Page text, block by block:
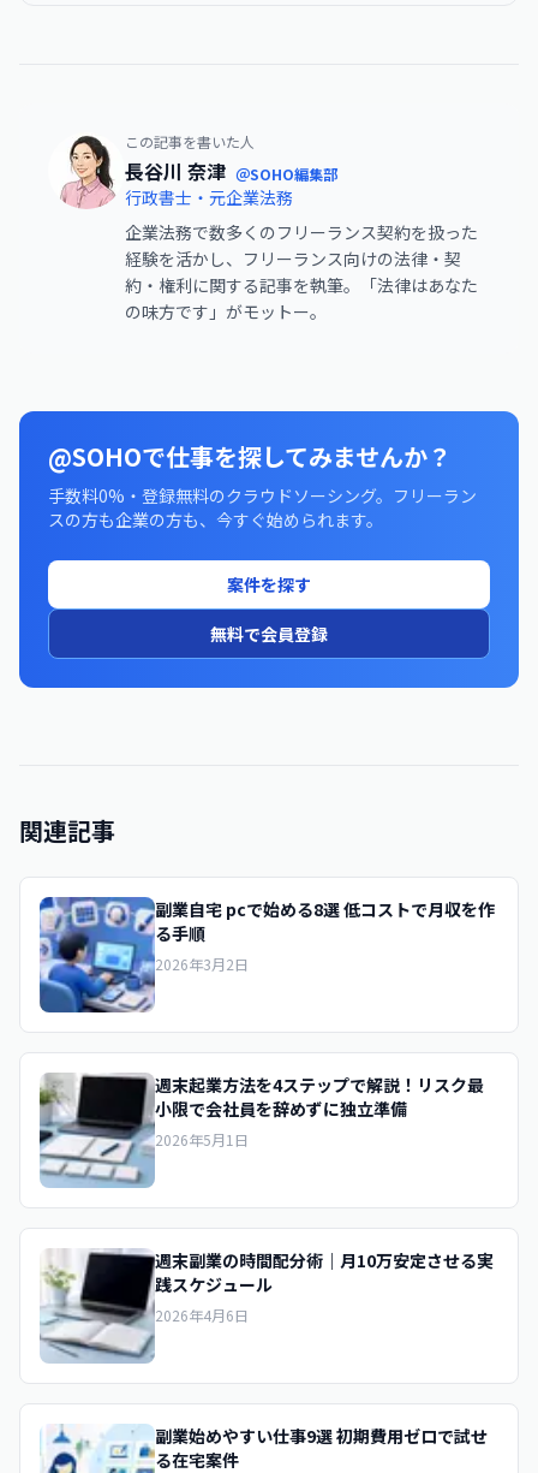
この記事を書いた人
長谷川 奈津 ＠SOHO編集部
行政書士・元企業法務
企業法務で数多くのフリーランス契約を扱った
経験を活かし、フリーランス向けの法律・契
約・権利に関する記事を執筆。「法律はあなた
の味方です」がモットー。
@SOHOで仕事を探してみませんか？
手数料0%・登録無料のクラウドソーシング。フリーラン
スの方も企業の方も、今すぐ始められます。
案件を探す
無料で会員登録
関連記事
副業自宅 pcで始める8選 低コストで月収を作
る手順
2026年3月2日
週末起業方法を4ステップで解説！リスク最
小限で会社員を辞めずに独立準備
2026年5月1日
週末副業の時間配分術｜月10万安定させる実
践スケジュール
2026年4月6日
副業始めやすい仕事9選 初期費用ゼロで試せ
る在宅案件